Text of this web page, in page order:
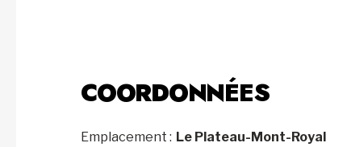
COORDONNÉES
Emplacement : Le Plateau-Mont-Royal